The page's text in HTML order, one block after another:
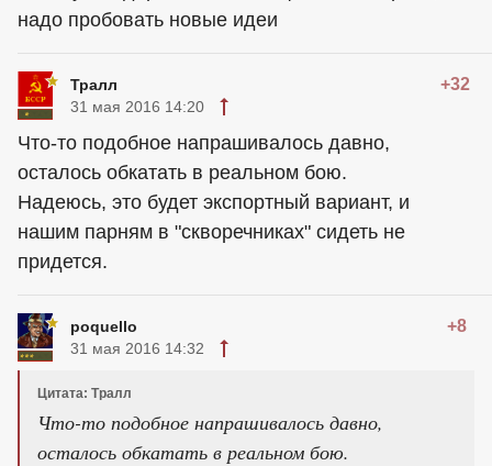
надо пробовать новые идеи
Тралл +32
31 мая 2016 14:20
Что-то подобное напрашивалось давно,
осталось обкатать в реальном бою.
Надеюсь, это будет экспортный вариант, и
нашим парням в "скворечниках" сидеть не
придется.
poquello +8
31 мая 2016 14:32
Цитата: Тралл
Что-то подобное напрашивалось давно,
осталось обкатать в реальном бою.